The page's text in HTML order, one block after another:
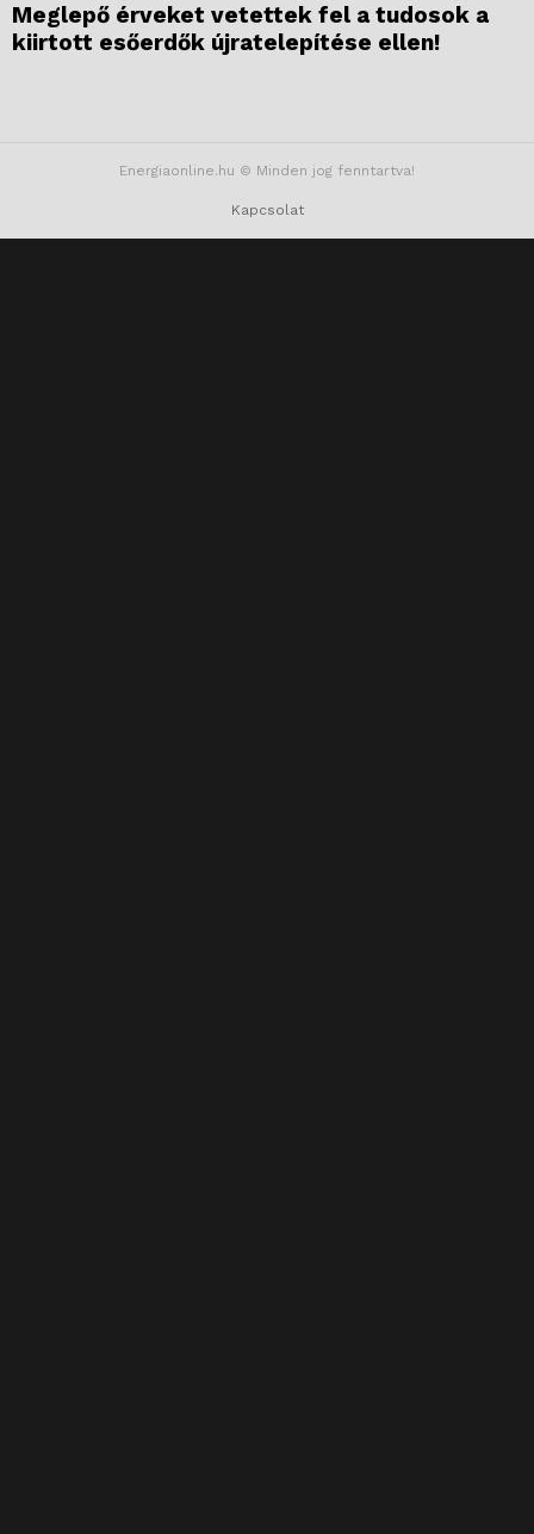
Meglepő érveket vetettek fel a tudosok a
kiirtott esőerdők újratelepítése ellen!
Energiaonline.hu © Minden jog fenntartva!
Kapcsolat